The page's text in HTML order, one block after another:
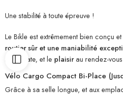
Une stabilité à toute épreuve !
Le Bikle est extrêmement bien conçu
routier sûr et une maniabilité
immédiate, et le plaisirau rendez-
Vélo Cargo Compact Bi-Place
Grâce à sa selle longue, et aux